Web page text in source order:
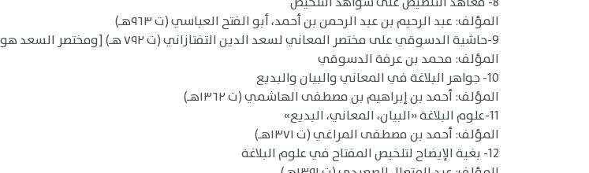
المؤلف: عبد الرحيم بن عبد الرحمن بن أحمد، أبو الفتح العباسي (ت ٩٦٣هـ)
9-حاشية الدسوقي على مختصر المعاني لسعد الدين التفتازاني (ت ٧٩٢ هـ) [ومختصر السعد هو شرح تلخيص مفتاح العلوم لجلال الدين القزويني]
المؤلف: محمد بن عرفة الدسوقي
10- جواهر البلاغة في المعاني والبيان والبديع
المؤلف: أحمد بن إبراهيم بن مصطفى الهاشمي (ت ١٣٦٢هـ)
11-علوم البلاغة «البيان، المعاني، البديع»
المؤلف: أحمد بن مصطفى المراغي (ت ١٣٧١هـ)
12- بغية الإيضاح لتلخيص المفتاح في علوم البلاغة